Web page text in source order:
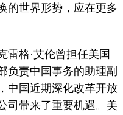
的世界形势，应在更多
格·艾伦曾担任美国
负责中国事务的助理副
中国近期深化改革开放
司带来了重要机遇。美